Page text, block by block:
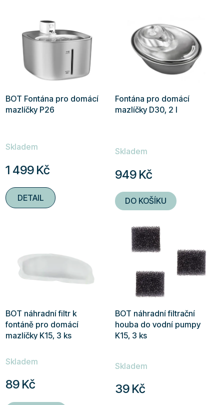
BOT Fontána pro domácí
mazlíčky P26
hodnocení
je
5,0
z
Skladem
1 499 Kč
DETAIL
Fontána pro domácí
mazlíčky D30, 2 l
Skladem
949 Kč
DO KOŠÍKU
BOT náhradní filtr k
fontáně pro domácí
mazlíčky K15, 3 ks
hodnocení
produktu
je
Skladem
89 Kč
BOT náhradní filtrační
houba do vodní pumpy
K15, 3 ks
Skladem
39 Kč